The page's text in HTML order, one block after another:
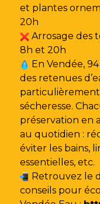
et plantes
20h
Arrosage des
8h et 20h
En Vendée,
des retenues
sécheresse.
préservation en
au quotidien :
éviter les bains,
essentielles, etc.
Retrouvez le
conseils pour